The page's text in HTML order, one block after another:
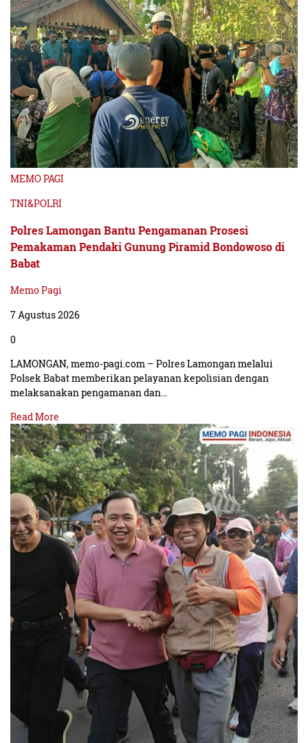
MEMO PAGI
TNI&POLRI
Polres Lamongan Bantu Pengamanan Prosesi
Pemakaman Pendaki Gunung Piramid Bondowoso di
Babat
Memo Pagi
7 Agustus 2026
0
LAMONGAN, memo-pagi.com – Polres Lamongan melalui
Polsek Babat memberikan pelayanan kepolisian dengan
melaksanakan pengamanan dan…
Read More